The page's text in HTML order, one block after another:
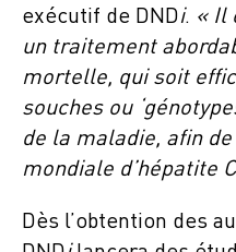
exécutif de DNDi. « Il
un traitement
mortelle, qui soit
souches ou
de la maladie, afin
mondiale d’hépatite C
Dès l’obtention des